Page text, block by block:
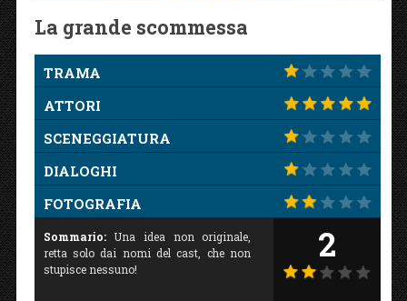
La grande scommessa
TRAMA
ATTORI
SCENEGGIATURA
DIALOGHI
FOTOGRAFIA
Sommario:Una idea non originale,
retta solo dai nomi del cast, che non
stupisce nessuno!
2